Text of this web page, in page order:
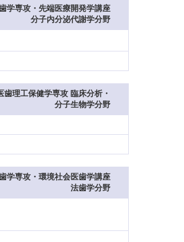
学専攻・先端医療開発学講座
分子内分泌代謝学分野
理工保健学専攻 臨床分析・
分子生物学分野
学専攻・環境社会医歯学講座
法歯学分野